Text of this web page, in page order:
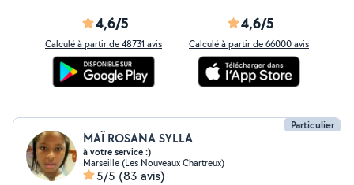
4,6/5
Calculé à partir de 48731 avis
4,6/5
Calculé à partir de 66000 avis
Particulier
MAÏ ROSANA SYLLA
à votre service :)
Marseille (Les Nouveaux Chartreux)
5/5 (83 avis)